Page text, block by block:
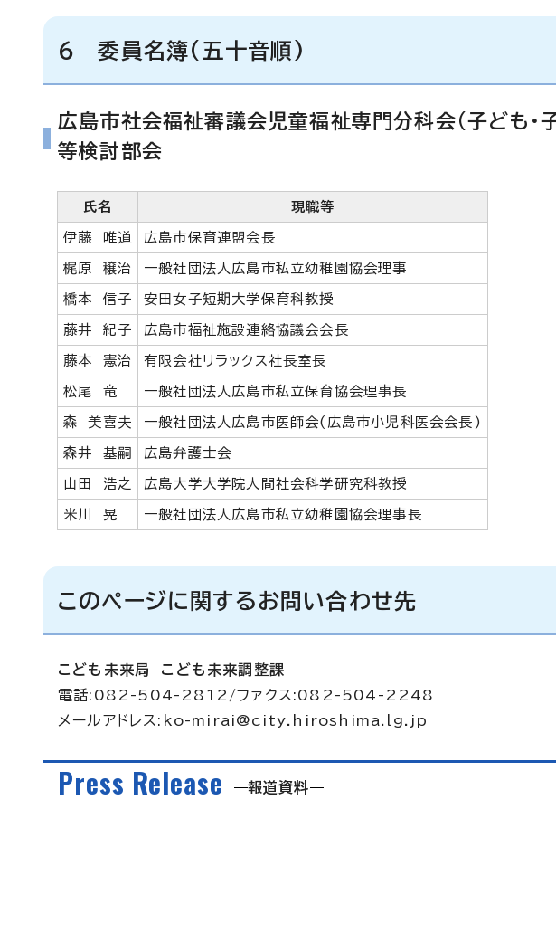
6 委員名簿(五十音順)
広島市社会福祉審議会児童福祉専門分科会(子ども・
等検討部会
氏名 現職等
伊藤 唯道 広島市保育連盟会長
梶原 穣治 一般社団法人広島市私立幼稚園協会理事
橋本 信子 安田女子短期大学保育科教授
藤井 紀子 広島市福祉施設連絡協議会会長
藤本 憲治 有限会社リラックス社長室長
松尾 竜 一般社団法人広島市私立保育協会理事長
森 美喜夫 一般社団法人広島市医師会(広島市小児科医会会長)
森井 基嗣 広島弁護士会
山田 浩之 広島大学大学院人間社会科学研究科教授
米川 晃 一般社団法人広島市私立幼稚園協会理事長
このページに関するお問い合わせ先
こども未来局 こども未来調整課
電話:082-504-2812/ファクス:082-504-2248
メールアドレス: ko-mirai@city.hiroshima.lg.jp
Press Release 報道資料